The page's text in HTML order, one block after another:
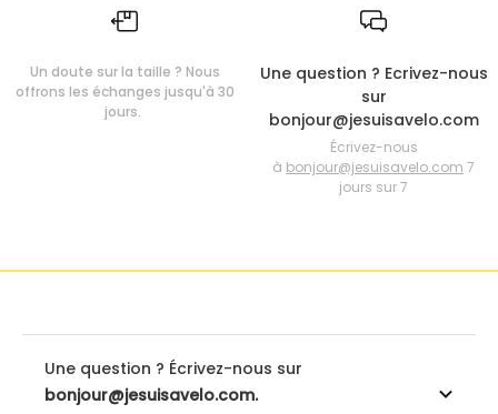
Un doute sur la taille ? Nous
offrons les échanges jusqu'à 30
jours.
Une question ? Ecrivez-nous
sur
bonjour@jesuisavelo.com
Écrivez-nous
à bonjour@jesuisavelo.com 7
jours sur 7
Une question ? Écrivez-nous sur
bonjour@jesuisavelo.com.